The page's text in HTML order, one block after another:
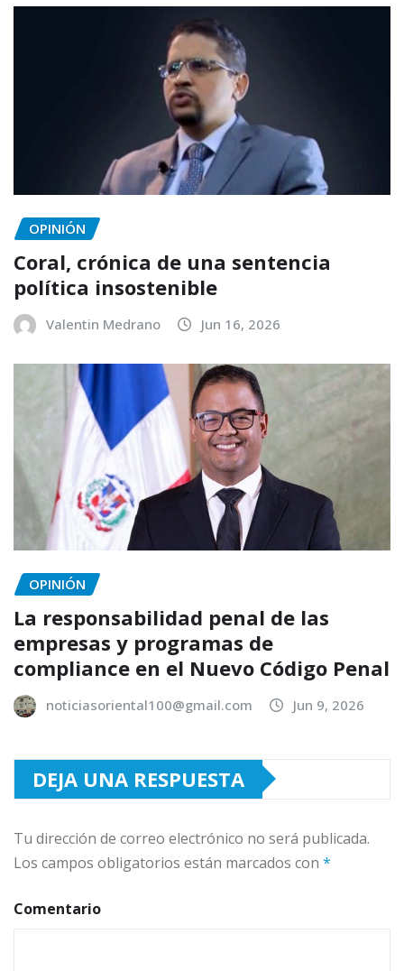
OPINIÓN
Coral, crónica de una sentencia
política insostenible
Valentin Medrano Jun 16, 2026
OPINIÓN
La responsabilidad penal de las
empresas y programas de
compliance en el Nuevo Código Penal
noticiasoriental100@gmail.com Jun 9, 2026
DEJA UNA RESPUESTA
Tu dirección de correo electrónico no será publicada.
Los campos obligatorios están marcados con *
Comentario